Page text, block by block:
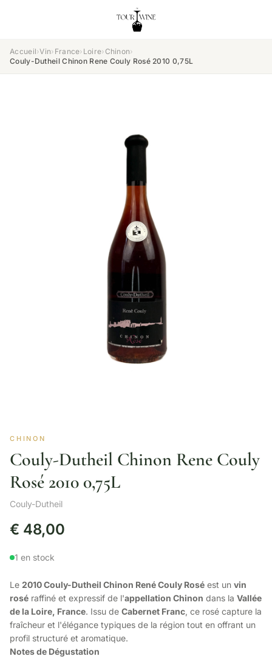
Accueil›Vin› France› Loire›Chinon›
Couly-Dutheil Chinon Rene Couly Rosé 2010 0,75L
CHINON
Couly-Dutheil Chinon Rene Couly
Rosé 2010 0,75L
Couly-Dutheil
€ 48,00
1 en stock
Le 2010 Couly-Dutheil Chinon René Couly Rosé est un vin
rosé raffiné et expressif de l'appellation Chinon dans la Vallée
de la Loire, France. Issu de Cabernet Franc, ce rosé capture la
fraîcheur et l'élégance typiques de la région tout en offrant un
profil structuré et aromatique.
Notes de Dégustation